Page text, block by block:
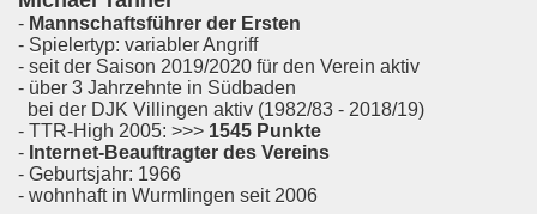
- Mannschaftsführer der Ersten
- Spielertyp: variabler Angriff
- seit der Saison 2019/2020 für den Verein aktiv
- über 3 Jahrzehnte in Südbaden
bei der DJK Villingen aktiv (1982/83 - 2018/19)
- TTR-High 2005: >>> 1545 Punkte
- Internet-Beauftragter des Vereins
- Geburtsjahr: 1966
- wohnhaft in Wurmlingen seit 2006